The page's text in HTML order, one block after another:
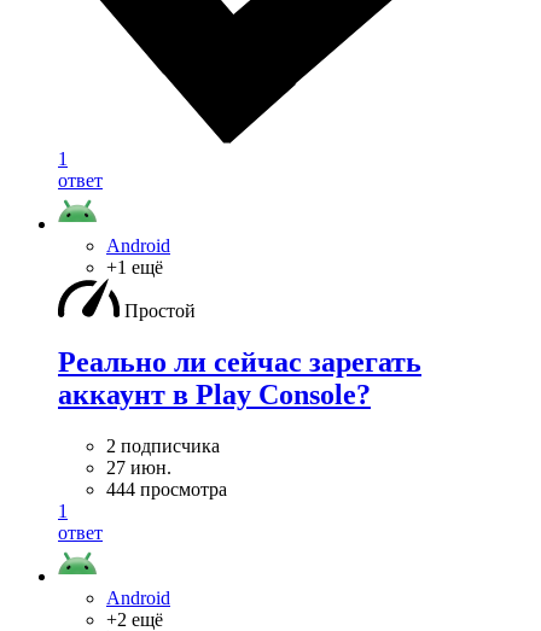
1
ответ
Android
+1 ещё
Простой
Реально ли сейчас зарегать
аккаунт в Play Console?
2 подписчика
27 июн.
444 просмотра
1
ответ
Android
+2 ещё